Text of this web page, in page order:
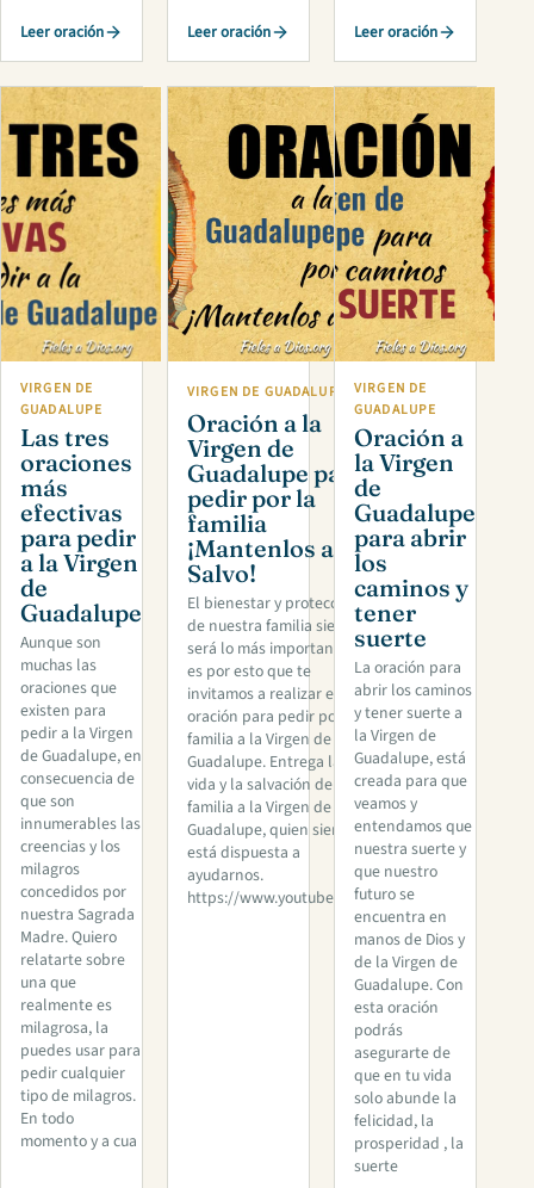
Leer oración Leer oración Leer oración
VIRGEN DE
GUADALUPE
Las tres
oraciones
más
efectivas
para pedir
a la Virgen
de
Guadalupe
Aunque son
muchas las
oraciones que
existen para
pedir a la Virgen
de Guadalupe, en
consecuencia de
que son
innumerables las
creencias y los
milagros
concedidos por
nuestra Sagrada
Madre. Quiero
relatarte sobre
una que
realmente es
milagrosa, la
puedes usar para
pedir cualquier
tipo de milagros.
En todo
momento y a cua
VIRGEN DE GUADALUPE
Oración a la
Virgen de
Guadalupe para
pedir por la
familia
¡Mantenlos a
Salvo!
El bienestar y protección
de nuestra familia siempre
será lo más importante ,
es por esto que te
invitamos a realizar esta
oración para pedir por la
familia a la Virgen de
Guadalupe. Entrega la
vida y la salvación de tu
familia a la Virgen de
Guadalupe, quien siempre
está dispuesta a
ayudarnos.
https://www.youtube.com/
VIRGEN DE
GUADALUPE
Oración a
la Virgen
de
Guadalupe
para abrir
los
caminos y
tener
suerte
La oración para
abrir los caminos
y tener suerte a
la Virgen de
Guadalupe, está
creada para que
veamos y
entendamos que
nuestra suerte y
que nuestro
futuro se
encuentra en
manos de Dios y
de la Virgen de
Guadalupe. Con
esta oración
podrás
asegurarte de
que en tu vida
solo abunde la
felicidad, la
prosperidad , la
suerte